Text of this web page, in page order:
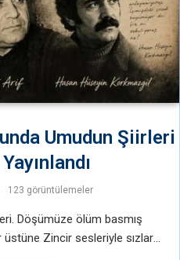
Umudun Şiirleri
123 görüntülemeler
Döşümüze ölüm basmış
üstüne Zincir sesleriyle sızlar